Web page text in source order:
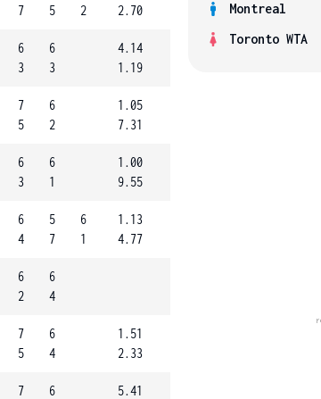
7
5
2
2.70
6
3
6
3
4.14
1.19
7
5
6
2
1.05
7.31
6
3
6
1
1.00
9.55
6
4
5
7
6
1
1.13
4.77
6
2
6
4
7
5
6
4
1.51
2.33
7
6
5.41
Montreal
Toronto WTA